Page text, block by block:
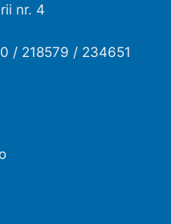
nr. 4
/ 218579 / 234651